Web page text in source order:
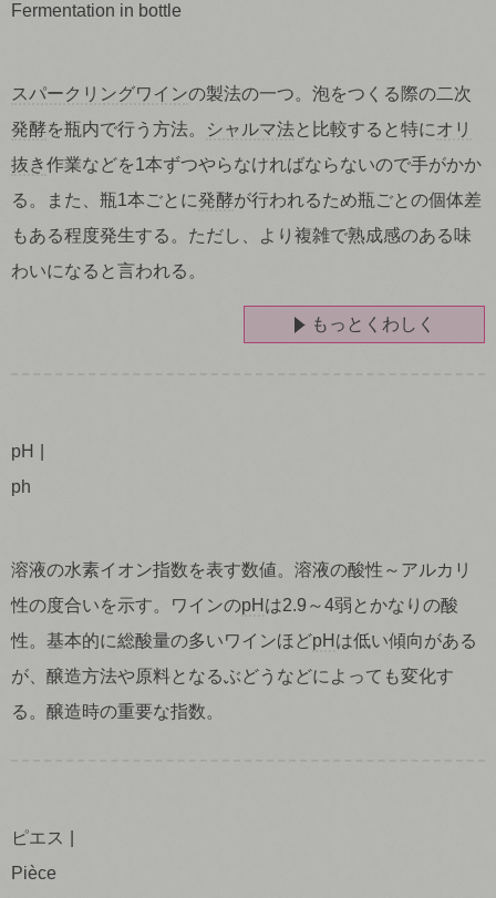
Fermentation in bottle
スパークリングワインの製法の一つ。泡をつくる際の二次
発酵を瓶内で行う方法。 シャルマ法と比較すると特にオリ
抜き作業などを1本ずつやらなければならないので手がかか
る。また、瓶1本ごとに発酵が行われるため瓶ごとの個体差
もある程度発生する。ただし、より複雑で熟成感のある味
わいになると言われる。
もっとくわしく
pH
ph
溶液の水素イオン指数を表す数値。溶液の酸性～アルカリ
性の度合いを示す。ワインのpH は2.9～4弱とかなりの酸
性。基本的に総酸量の多いワインほどpH は低い傾向がある
が、醸造方法や原料となるぶどうなどによっても変化す
る。醸造時の重要な指数。
ピエス
Pièce